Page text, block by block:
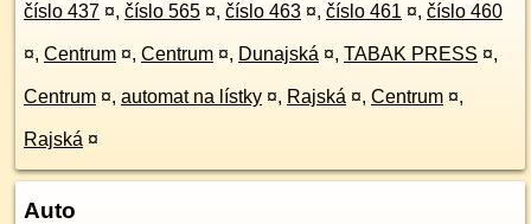
číslo 437 ¤, číslo 565 ¤, číslo 463 ¤, číslo 461 ¤, číslo 460
¤, Centrum ¤, Centrum ¤, Dunajská ¤, TABAK PRESS ¤,
Centrum ¤, automat na lístky ¤, Rajská ¤, Centrum ¤,
Rajská ¤
Auto